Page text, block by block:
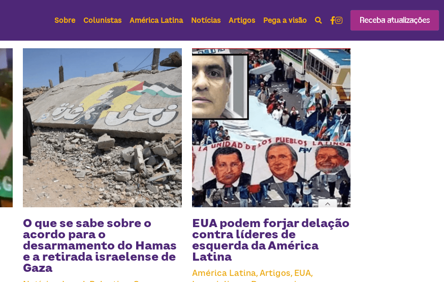
Sobre Colunistas América Latina Notícias Artigos Pega a visão Receba atualizações
O que se sabe sobre o
acordo para o
desarmamento do Hamas
e a retirada israelense de
Gaza
EUA podem forjar delação
contra líderes de
esquerda da América
Latina
América Latina, Artigos, EUA,